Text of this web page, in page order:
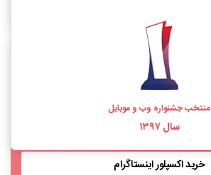
منتخب جشنواره وب و موبایل
سال ۱۳۹۷
خرید بازدید پست اینستاگرام
خرید اکسپلور اینستاگرام